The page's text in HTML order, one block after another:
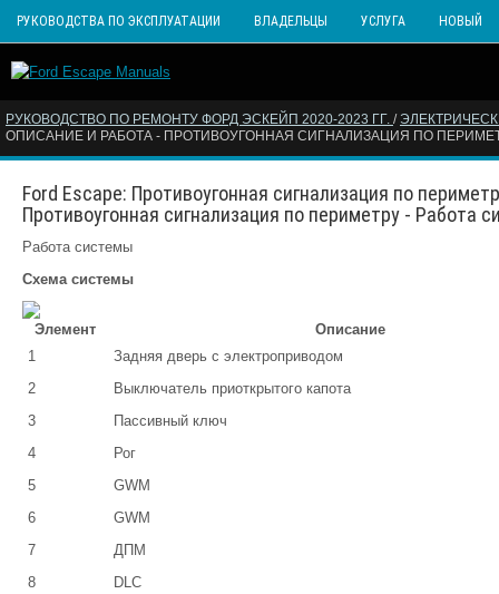
РУКОВОДСТВА ПО ЭКСПЛУАТАЦИИ ВЛАДЕЛЬЦЫ УСЛУГА НОВЫЙ
РУКОВОДСТВО ПО РЕМОНТУ ФОРД ЭСКЕЙП 2020-2023 ГГ. /
ОПИСАНИЕ И РАБОТА - ПРОТИВОУГОННАЯ СИГНАЛИЗАЦИЯ ПО
Ford Escape: Противоугонная сигнализация по
Противоугонная сигнализация по периметру - Работа
Работа системы
Схема системы
Элемент
Описание
1
Задняя дверь с электроприводом
2
Выключатель приоткрытого капота
3
Пассивный ключ
4
Рог
5
GWM
6
GWM
7
ДПМ
8
DLC